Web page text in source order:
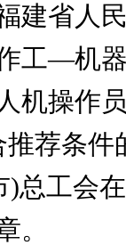
建省人
工—机
机操作
荐条件
)总工会
。